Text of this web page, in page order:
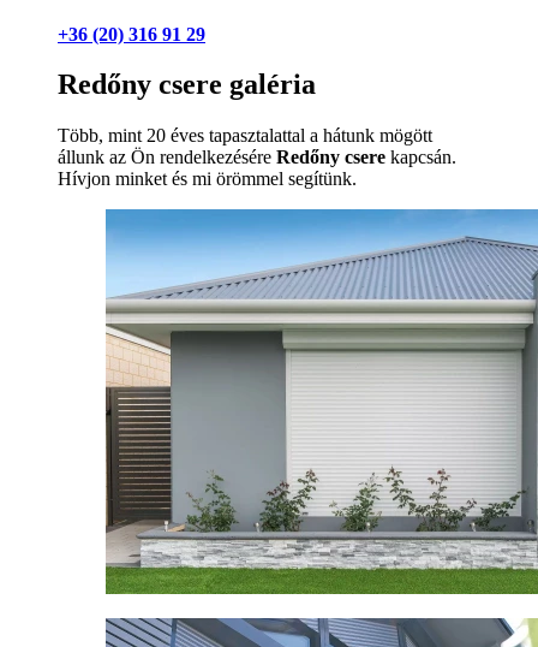
+36 (20) 316 91 29
Redőny csere galéria
Több, mint 20 éves tapasztalattal a hátunk mögött
állunk az Ön rendelkezésére Redőny csere kapcsán.
Hívjon minket és mi örömmel segítünk.